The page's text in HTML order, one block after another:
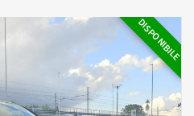
DISPONIBILE